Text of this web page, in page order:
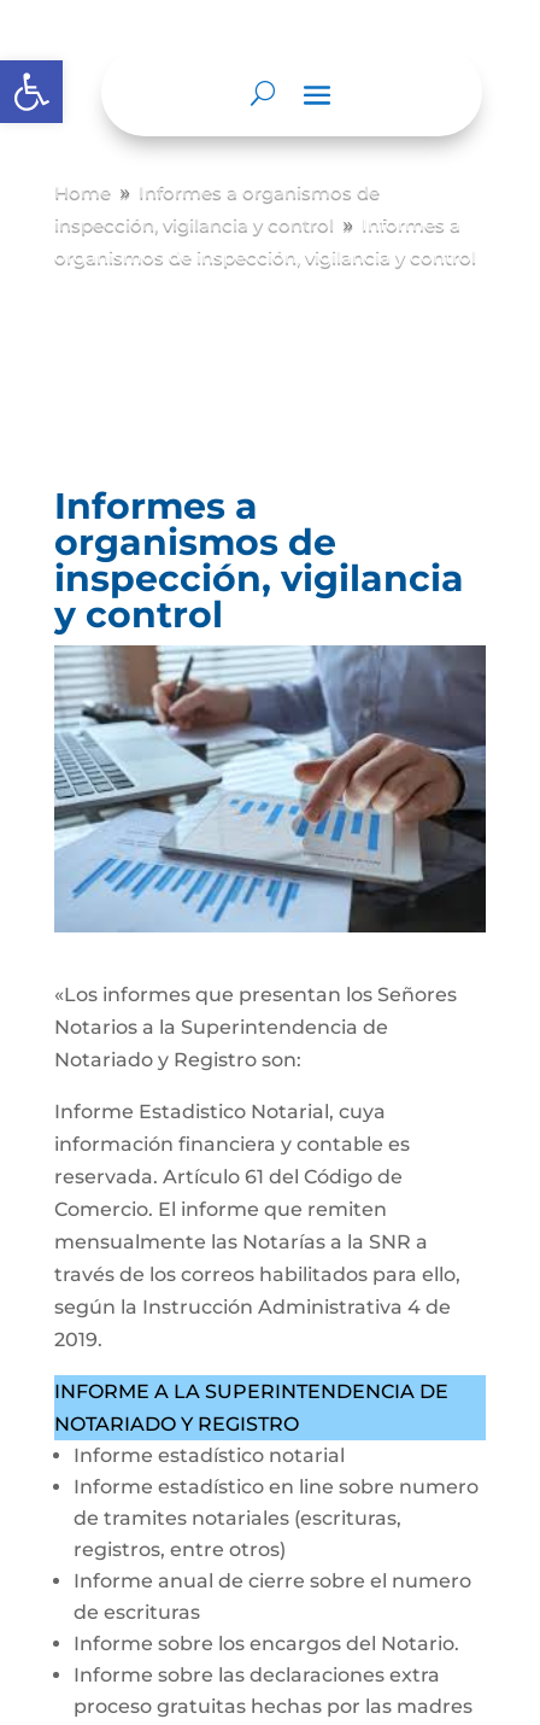
Abrir barra de herramientas
Home 9 Informes a organismos de
inspección, vigilancia y control 9 Informes a
organismos de inspección, vigilancia y control
Informes a
organismos de
inspección, vigilancia
y control
«Los informes que presentan los Señores
Notarios a la Superintendencia de
Notariado y Registro son:
Informe Estadistico Notarial, cuya
información financiera y contable es
reservada. Artículo 61 del Código de
Comercio. El informe que remiten
mensualmente las Notarías a la SNR a
través de los correos habilitados para ello,
según la Instrucción Administrativa 4 de
2019.
INFORME A LA SUPERINTENDENCIA DE
NOTARIADO Y REGISTRO
Informe estadístico notarial
Informe estadístico en line sobre numero
de tramites notariales (escrituras,
registros, entre otros)
Informe anual de cierre sobre el numero
de escrituras
Informe sobre los encargos del Notario.
Informe sobre las declaraciones extra
proceso gratuitas hechas por las madres